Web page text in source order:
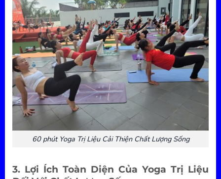
60 phút Yoga Trị Liệu Cải Thiện Chất Lượng Sống
3. Lợi Ích Toàn Diện Của Yoga Trị Liệu